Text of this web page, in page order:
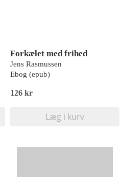
Forkælet med frihed
Jens Rasmussen
Ebog (epub)
126 kr
Læg i kurv